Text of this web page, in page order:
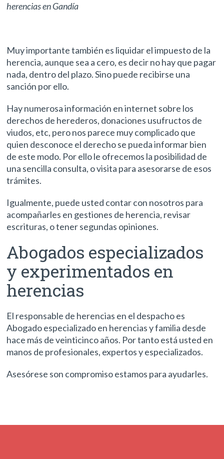
herencias en Gandía
Muy importante también es liquidar el impuesto de la
herencia, aunque sea a cero, es decir no hay que pagar
nada, dentro del plazo. Sino puede recibirse una
sanción por ello.
Hay numerosa información en internet sobre los
derechos de herederos, donaciones usufructos de
viudos, etc, pero nos parece muy complicado que
quien desconoce el derecho se pueda informar bien
de este modo. Por ello le ofrecemos la posibilidad de
una sencilla consulta, o visita para asesorarse de esos
trámites.
Igualmente, puede usted contar con nosotros para
acompañarles en gestiones de herencia, revisar
escrituras, o tener segundas opiniones.
Abogados especializados
y experimentados en
herencias
El responsable de herencias en el despacho es
Abogado especializado en herencias y familia desde
hace más de veinticinco años. Por tanto está usted en
manos de profesionales, expertos y especializados.
Asesórese son compromiso estamos para ayudarles.